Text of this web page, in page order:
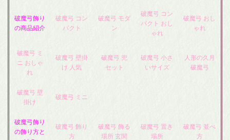
破魔弓飾り
の商品紹介
破魔弓 コン
パクト
破魔弓 モダ
ン
破魔弓 コン
パクト おし
ゃれ
破魔弓 おし
ゃれ
破魔弓 ミ
ニ おしゃ
れ
破魔弓 壁掛
け 人気
破魔弓 兜
セット
破魔弓 小さ
いサイズ
人形の久月
破魔弓
破魔弓 壁
掛け
破魔弓 ミニ
破魔弓飾り
の飾り方と
破魔弓 飾り
方
破魔弓 飾る
場所 玄関
破魔弓 置き
場所
破魔弓 並べ
方